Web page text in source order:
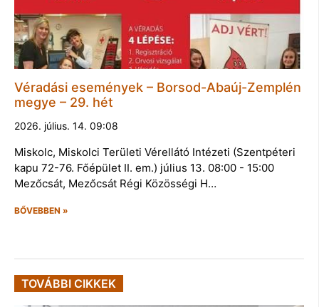
Véradási események – Borsod-Abaúj-Zemplén
megye – 29. hét
2026. július. 14. 09:08
Miskolc, Miskolci Területi Vérellátó Intézeti (Szentpéteri
kapu 72-76. Főépület II. em.) július 13. 08:00 - 15:00
Mezőcsát, Mezőcsát Régi Közösségi H…
BŐVEBBEN »
TOVÁBBI CIKKEK